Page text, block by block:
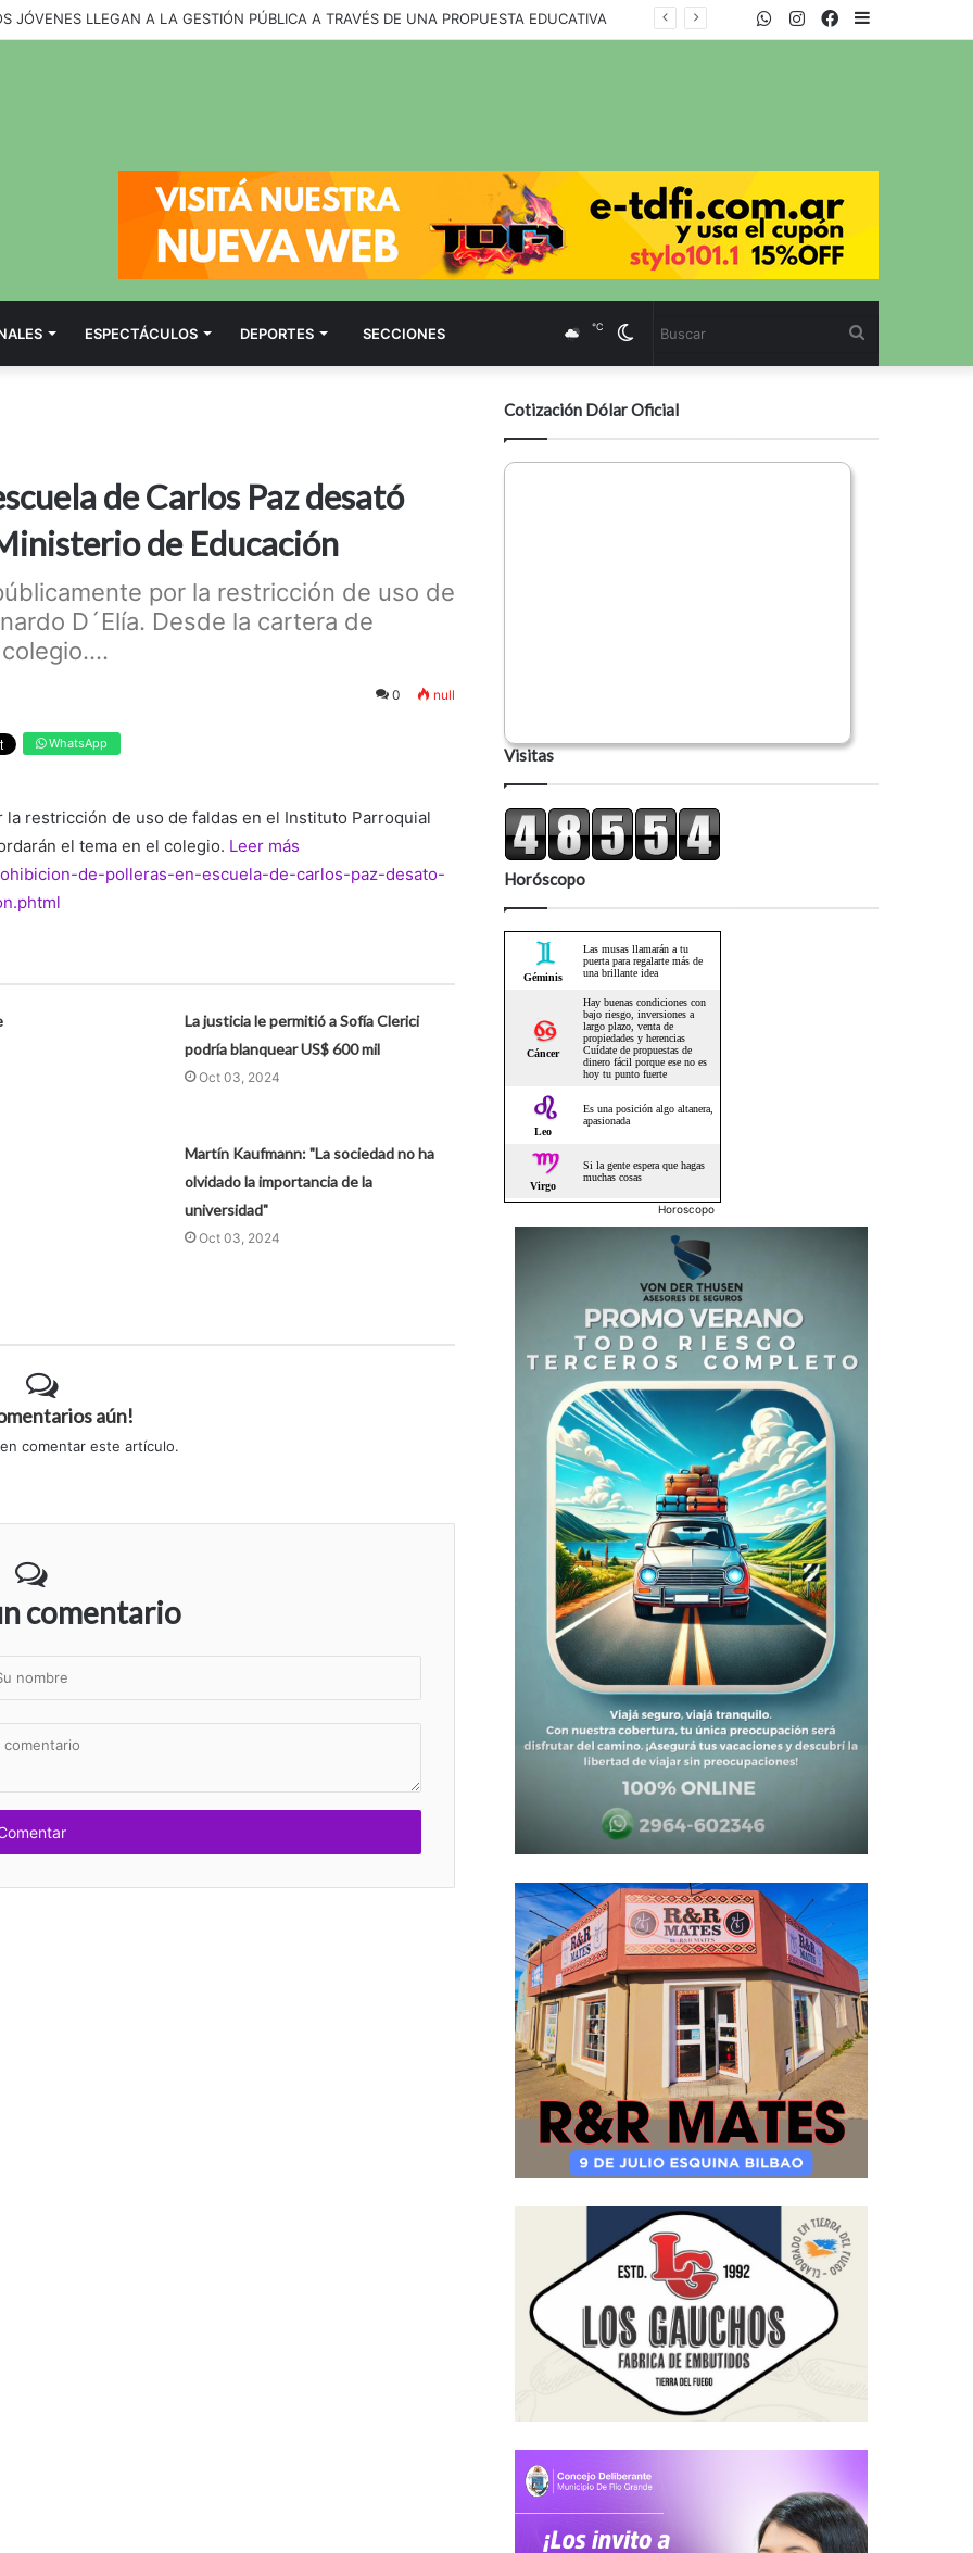
JÓVENES LLEGAN A LA GESTIÓN PÚBLICA A TRAVÉS DE UNA PROPUESTA EDUCATIVA Facebook
Twitter
Instagram
WhatsApp
ESPECTÁCULOS DEPORTES SECCIONES Cambiar
modo
℃
de Carlos Paz desató
de Educación
por la restricción de uso de
D´Elía. Desde la cartera de
0 null
WhatsApp
restricción de uso de faldas en el Instituto Parroquial
el tema en el colegio. Leer más
de-polleras-en-escuela-de-carlos-paz-desato-
La justicia le permitió a Sofía Clerici
podría blanquear US$ 600 mil
Oct 03, 2024
Martín Kaufmann: "La sociedad no ha
olvidado la importancia de la
universidad"
Oct 03, 2024
aún!
comentar este artículo.
comentario
Cotización Dólar Oficial
Visitas
Horóscopo
Horoscopo